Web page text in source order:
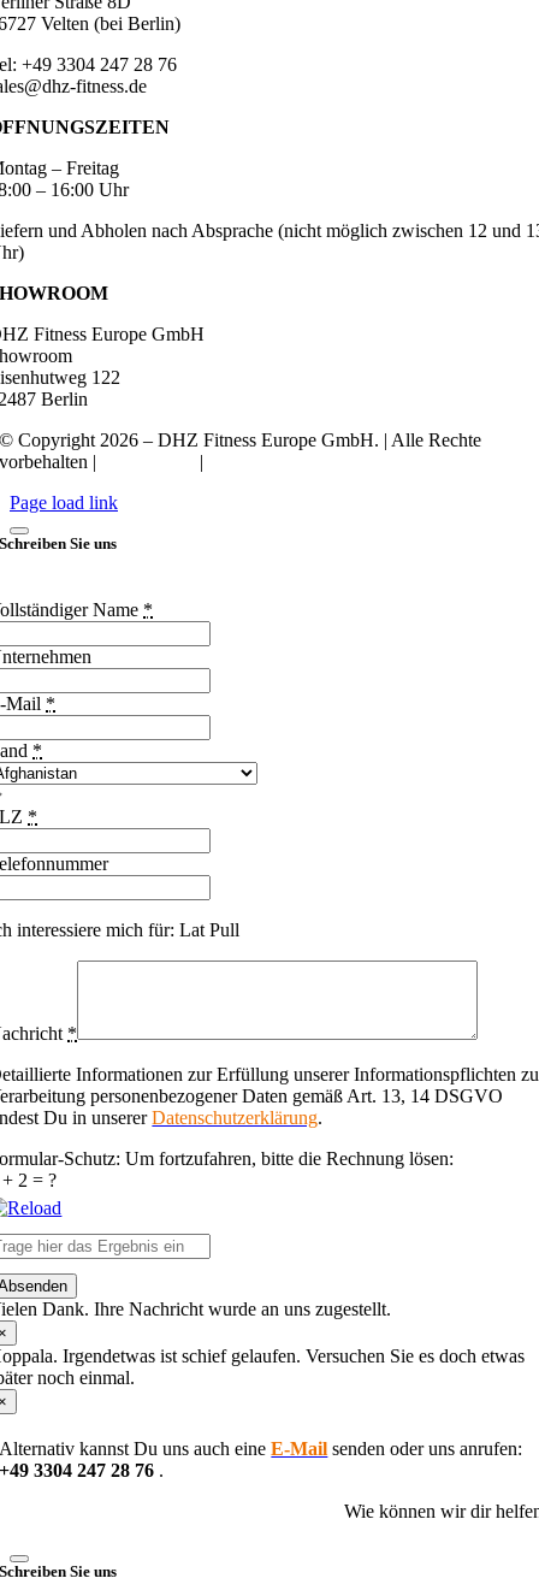
Velten (bei Berlin)
+49 3304 247 28 76
fitness.de
– Freitag
– 16:00 Uhr
und Abholen nach Absprache (nicht möglich zwischen 12 und
Fitness Europe GmbH
122
Berlin
© Copyright 2026 – DHZ Fitness Europe GmbH. | Alle Rechte
vorbehalten |
|
Page load link
Schreiben Sie uns
Name *
Mail *
*
*
interessiere mich für: Lat Pull
*
Informationen zur Erfüllung unserer Informationspflichten
personenbezogener Daten gemäß Art. 13, 14 DSGVO
Du in unsererDatenschutzerklärung.
Schutz: Um fortzufahren, bitte die Rechnung lösen:
2 = ?
Dank. Ihre Nachricht wurde an uns zugestellt.
Irgendetwas ist schief gelaufen. Versuchen Sie es doch etwas
noch einmal.
Alternativ kannst Du uns auch eineE-Mail senden oder uns anrufen:
+49 3304 247 28 76 .
Wie können wir dir
Schreiben Sie uns